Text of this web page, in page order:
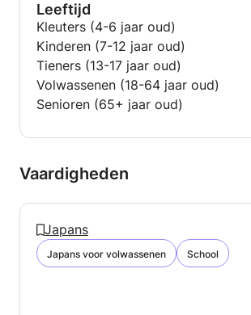
Leeftijd
Kleuters (4-6 jaar oud)
Kinderen (7-12 jaar oud)
Tieners (13-17 jaar oud)
Volwassenen (18-64 jaar oud)
Senioren (65+ jaar oud)
Vaardigheden
Japans
Japans voor volwassenen School